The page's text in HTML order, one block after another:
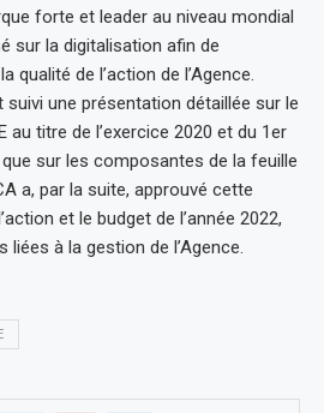
forte et leader au niveau mondial
sur la digitalisation afin de
qualité de l’action de l’Agence.
une présentation détaillée sur le
au titre de l’exercice 2020 et du 1er
sur les composantes de la feuille
a, par la suite, approuvé cette
et le budget de l’année 2022,
à la gestion de l’Agence.